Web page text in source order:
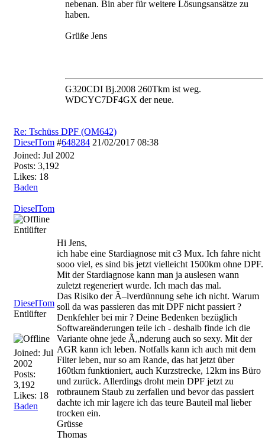
nebenan. Bin aber für weitere Lösungsansätze zu
haben.
Grüße Jens
G320CDI Bj.2008 260Tkm ist weg.
WDCYC7DF4GX der neue.
Re: Tschüss DPF (OM642)
DieselTom #648284 21/02/2017 08:38
Joined: Jul 2002
Posts: 3,192
Likes: 18
Baden
DieselTom
Entlüfter
DieselTom
Entlüfter
Joined: Jul
2002
Posts:
3,192
Likes: 18
Baden
Hi Jens,
ich habe eine Stardiagnose mit c3 Mux. Ich fahre nicht
sooo viel, es sind bis jetzt vielleicht 1500km ohne DPF.
Mit der Stardiagnose kann man ja auslesen wann
zuletzt regeneriert wurde. Ich mach das mal.
Das Risiko der Ã–lverdünnung sehe ich nicht. Warum
soll da was passieren das mit DPF nicht passiert ?
Denkfehler bei mir ? Deine Bedenken bezüglich
Softwareänderungen teile ich - deshalb finde ich die
Variante ohne jede Ã„nderung auch so sexy. Mit der
AGR kann ich leben. Notfalls kann ich auch mit dem
Filter leben, nur so am Rande, das hat jetzt über
160tkm funktioniert, auch Kurzstrecke, 12km ins Büro
und zurück. Allerdings droht mein DPF jetzt zu
rotbraunem Staub zu zerfallen und bevor das passiert
dachte ich mir lagere ich das teure Bauteil mal lieber
trocken ein.
Grüsse
Thomas